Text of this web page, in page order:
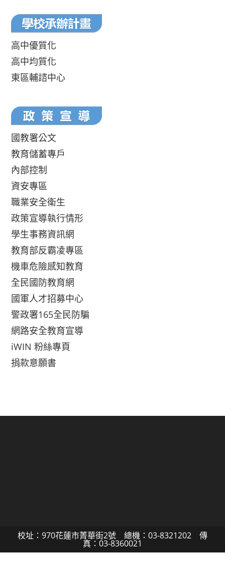
高中優質化
高中均質化
東區輔諮中心
國教署公文
教育儲蓄專戶
內部控制
資安專區
職業安全衛生
政策宣導執行情形
學生事務資訊網
教育部反霸凌專區
機車危險感知教育
全民國防教育網
國軍人才招募中心
警政署165全民防騙
網路安全教育宣導
iWIN 粉絲專頁
捐款意願書
校址：970花蓮市菁華街2號 總機：03-8321202 傳
真：03-8360021